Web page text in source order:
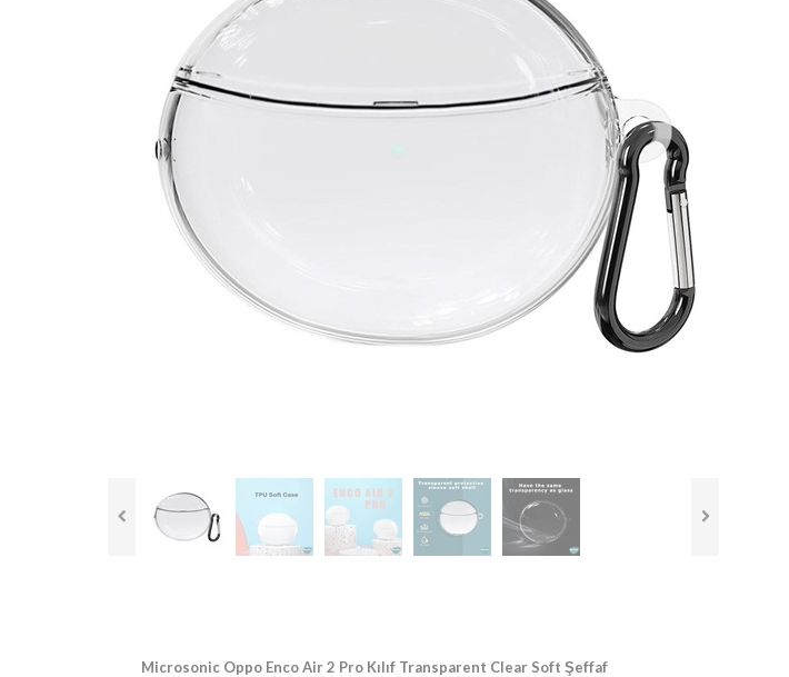
Microsonic Oppo Enco Air 2 Pro Kılıf Transparent Clear Soft Şeffaf